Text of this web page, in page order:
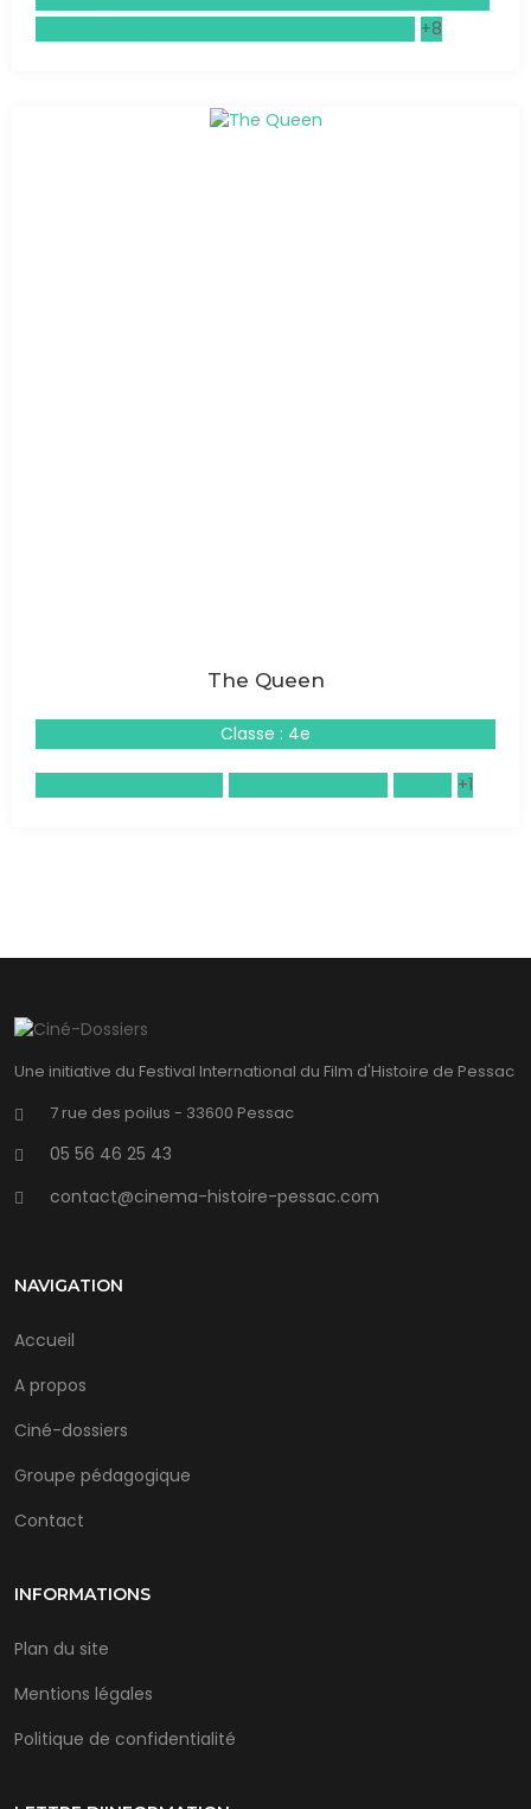
+8
The Queen
Classe : 4e
+1
Une initiative du Festival International du Film d'Histoire de Pessac
7 rue des poilus - 33600 Pessac
05 56 46 25 43
contact@cinema-histoire-pessac.com
NAVIGATION
Accueil
A propos
Ciné-dossiers
Groupe pédagogique
Contact
INFORMATIONS
Plan du site
Mentions légales
Politique de confidentialité